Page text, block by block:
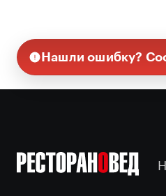
Нашли ошибку?